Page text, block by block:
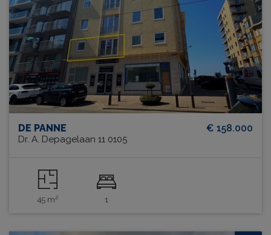
€ 158.000
DE PANNE
Dr. A. Depagelaan 11 0105
45 m² 1